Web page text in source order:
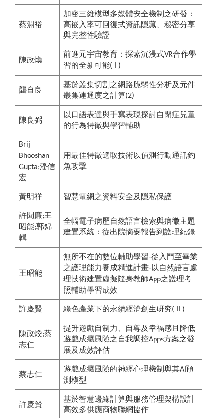
蔡淵裕
加密三維模型多媒體安全機制之研發：
高嵌入率可回復式資訊隱藏、秘密分享
與完整性驗證
陳政煥
前進元宇宙教育：探索沉浸式VR合作學
習的全新可能( I )
龔自良
基於叢集切割之網路脆弱性分析及元件
叢集連通度之計算(2)
陳良弼
以口語表達與手寫表現探討自閉症兒童
的行為特徵與學習輔助
Brij
Bhooshan
Gupta;潘信
宏
用最佳特徵選取技術以偵測行動通訊釣
魚攻擊
黃明祥 智慧電網之資料安全及隱私保護
許聞廉;王
昭能;郭錦
輯
全幅電子病歷自然語言檢索與病徵主題
建置系統：從出院摘要報告到護理紀錄
王昭能
無所不在的數位輔助學習-從入門至畢業
之護理能力養成精進計畫-以自然語言處
理技術建置虛擬隨身教師App之護理考
照輔助學習成效
許慶賢 綠色產業下的永續經濟創生研究( II )
陳政煥;蔡
志仁
提升遊戲自制力、自尊及幸福感且降低
遊戲成癮風險之自我調控Apps方案之發
展及成效評估
蔡志仁
遊戲成癮風險的神經心理機制與其AI預
測模型
許慶賢
基於智慧邊緣計算與服務管理架構設計
高效多供應商物聯網協作